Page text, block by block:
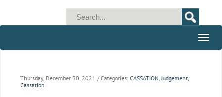
Toggle
Thursday, December 30, 2021 / Categories: CASSATION,Judgement,
Cassation